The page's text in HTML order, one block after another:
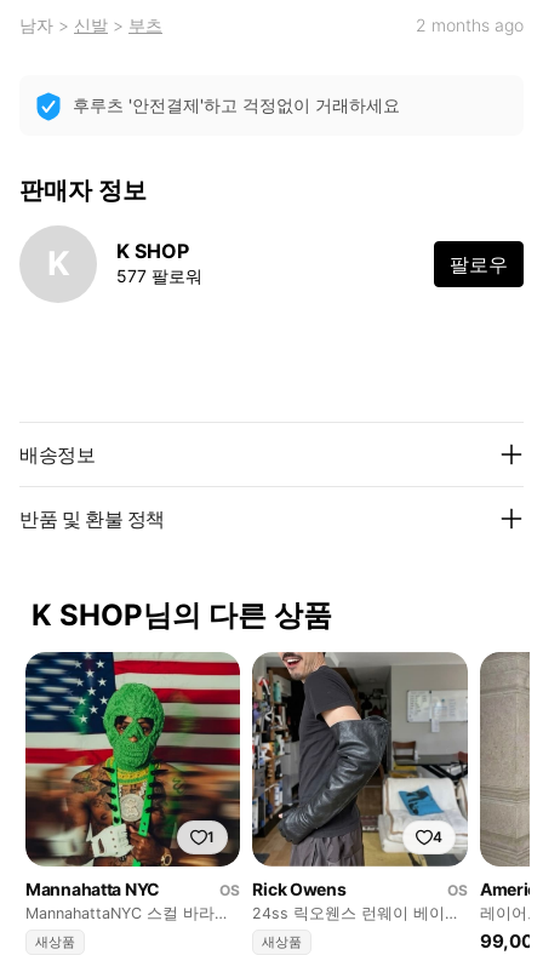
남자 > 신발 > 부츠 2 months ago
후루츠 '안전결제'하고 걱정없이 거래하세요
판매자 정보
K K SHOP
577 팔로워 팔로우
배송정보
반품 및 환불 정책
K SHOP님의 다른 상품
1
Mannahatta NYC
OS
MannahattaNYC 스컬 바라클
리바 화이트
새상품
4
Rick Owens
OS
24ss 릭오웬스 런웨이 베이비
카프스킨 비치롱 글로브
새상품
레이어
티셔츠